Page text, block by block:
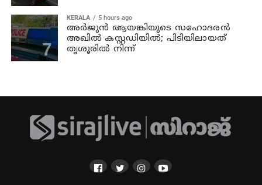
KERALA 5 hours ago
അര്‍ജുന്‍ ആയങ്കിയുടെ സഹോദരന്‍
അഖില്‍ കസ്റ്റഡിയില്‍; പിടിയിലായത്
തൃശൂരില്‍ നിന്ന്